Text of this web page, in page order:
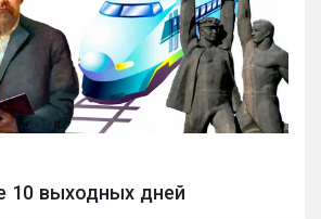
10 выходных дней